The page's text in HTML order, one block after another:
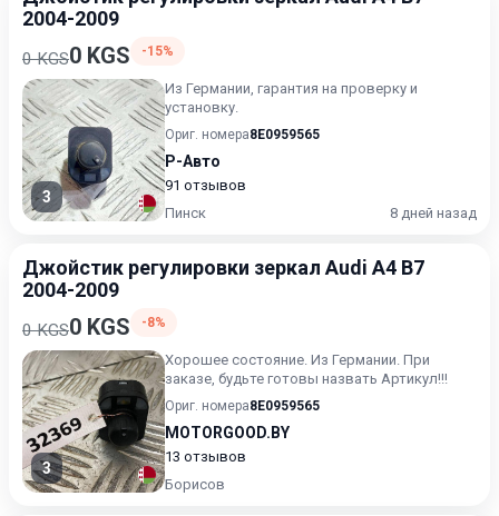
2004-2009
0 KGS0 KGS -15%
3
Из Германии, гарантия на проверку и
установку.
Ориг. номера8E0959565
Р-Авто
91 отзывов
Пинск
8 дней назад
Джойстик регулировки зеркал Audi A4 B7
2004-2009
0 KGS0 KGS -8%
3
Хорошее состояние. Из Германии. При
заказе, будьте готовы назвать Артикул!!!
Ориг. номера8E0959565
MOTORGOOD.BY
13 отзывов
Борисов